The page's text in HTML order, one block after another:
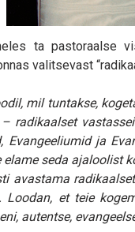
ta pastoraalse
valitsevast
mil tuntakse,
radikaalset
Evangeeliumid ja
seda ajaloolist
avastama
et teie
autentse,